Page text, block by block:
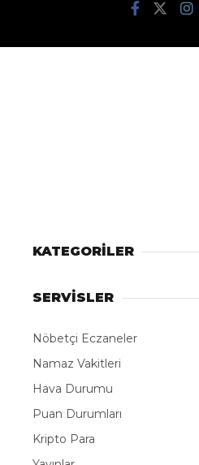
KATEGORİLER
SERVİSLER
Nöbetçi Eczaneler
Namaz Vakitleri
Hava Durumu
Puan Durumları
Kripto Para